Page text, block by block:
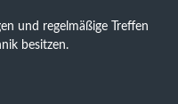
und regelmäßige Treffen
besitzen.